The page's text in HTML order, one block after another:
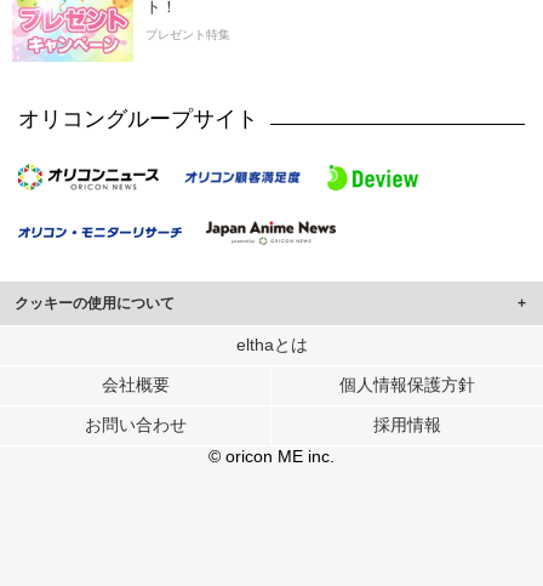
ト！
プレゼント特集
オリコングループサイト
クッキーの使用について
このサイトでは Cookie を使用して、ユーザーに合わせたコンテンツや広告の
行っています。
メディアや広告配信、データ解析の各パートナーに提供しています。
各パートナーは、この情報とユーザーが各パートナーに提供した他の情報や、
ユーザーが各パートナーのサービスを使用したときに収集した他の情報を組み
elthaとは
会社概要 個人情報保護方針
お問い合わせ
採用情報
© oricon ME inc.